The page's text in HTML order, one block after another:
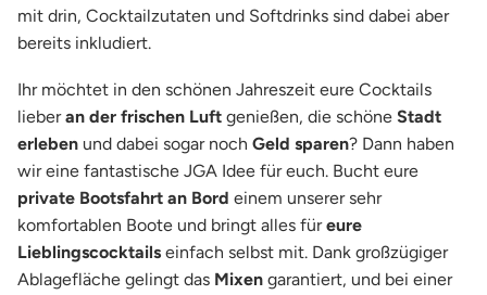
mit drin, Cocktailzutaten und Softdrinks sind dabei aber
bereits inkludiert.
Ihr möchtet in den schönen Jahreszeit eure Cocktails
lieberan der frischen Luft genießen, die schöne Stadt
erleben und dabei sogar noch Geld sparen? Dann haben
wir eine fantastische JGA Idee für euch. Bucht eure
private Bootsfahrt an Bord einem unserer sehr
komfortablen Boote und bringt alles füreure
Lieblingscocktails einfach selbst mit. Dank großzügiger
Ablagefläche gelingt das Mixen garantiert, und bei einer